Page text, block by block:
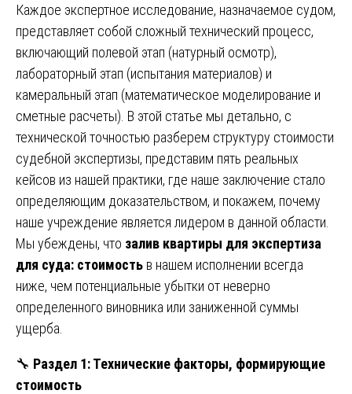
Каждое экспертное исследование, назначаемое судом,
представляет собой сложный технический процесс,
включающий полевой этап (натурный осмотр),
лабораторный этап (испытания материалов) и
камеральный этап (математическое моделирование и
сметные расчеты). В этой статье мы детально, с
технической точностью разберем структуру стоимости
судебной экспертизы, представим пять реальных
кейсов из нашей практики, где наше заключение стало
определяющим доказательством, и покажем, почему
наше учреждение является лидером в данной области.
Мы убеждены, что залив квартиры для экспертиза
для суда: стоимость в нашем исполнении всегда
ниже, чем потенциальные убытки от неверно
определенного виновника или заниженной суммы
ущерба.
🔧 Раздел 1: Технические факторы, формирующие
стоимость